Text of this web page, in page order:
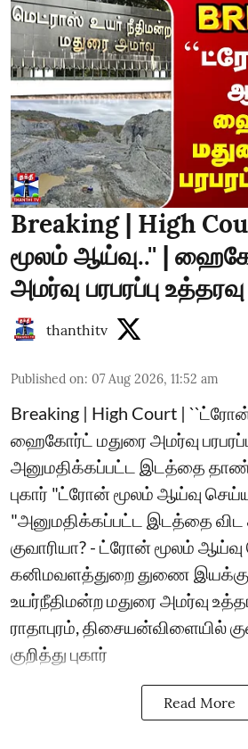
Breaking | High
மூலம் ஆய்வு..'' |
அமர்வு பரபரப்பு உத்தரவு
thanthitv
Published on: 07 Aug 2026, 11:52 am
Breaking | High Court |
ஹைகோர்ட் மதுரை அமர்வு
அனுமதிக்கப்பட்ட இடத்தை
புகார் "ட்ரோன் மூலம் ஆய்வு
"அனுமதிக்கப்பட்ட இடத்தை விட
குவாரியா? - ட்ரோன் மூலம்
கனிமவளத்துறை துணை
உயர்நீதிமன்ற மதுரை அமர்வு
ராதாபுரம், திசையன்விளையில்
குறித்து புகார்
Read More